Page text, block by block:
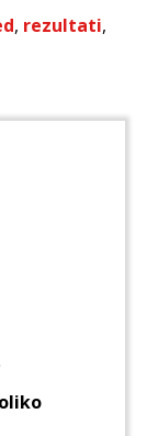
, rezultati,